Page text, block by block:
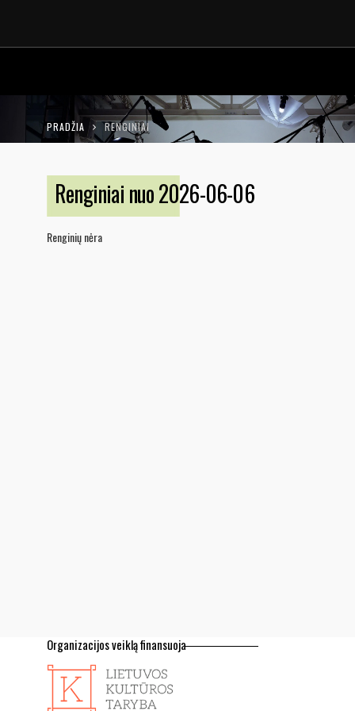
LT EN
PRADŽIA RENGINIAI
Renginiai nuo 2026-06-06
Renginių nėra
Organizacijos veiklą finansuoja